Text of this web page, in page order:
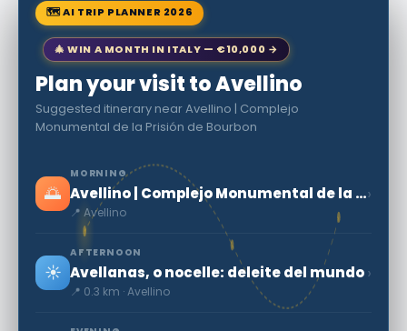
🗺 AI TRIP PLANNER 2026
🎄 WIN A MONTH IN ITALY — €10,000 →
Plan your visit to Avellino
Suggested itinerary near Avellino | Complejo
Monumental de la Prisión de Bourbon
🌅
MORNING
Avellino | Complejo Monumental de la Prisión de Bourbon
📍 Avellino
›
☀️
AFTERNOON
Avellanas, o nocelle: deleite del mundo
📍 0.3 km · Avellino
›